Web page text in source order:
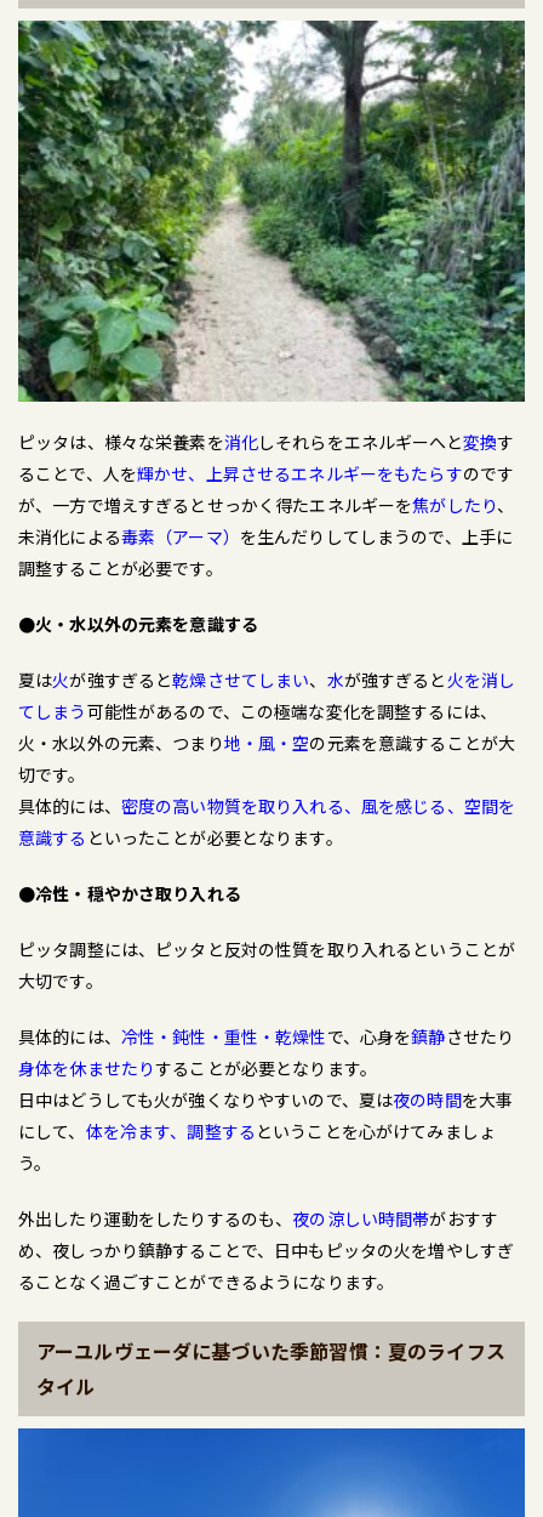
ピッタは、様々な栄養素を消化しそれらをエネルギーへと変換す
ることで、人を輝かせ、上昇させるエネルギーをもたらすのです
が、一方で増えすぎるとせっかく得たエネルギーを焦がしたり、
未消化による毒素（アーマ） を生んだりしてしまうので、上手に
調整することが必要です。
●火・水以外の元素を意識する
夏は火が強すぎると乾燥させてしまい、 水が強すぎると 火を消し
てしまう可能性があるので、この極端な変化を調整するには、
火・水以外の元素、つまり地・風・空の元素を意識することが大
切です。
具体的には、 密度の高い物質を取り入れる、風を感じる、空間を
意識する といったことが必要となります。
●冷性・穏やかさ取り入れる
ピッタ調整には、ピッタと反対の性質を取り入れるということが
大切です。
具体的には、 冷性・鈍性・重性・乾燥性で、心身を鎮静させたり
身体を休ませたりすることが必要となります。
日中はどうしても火が強くなりやすいので、夏は夜の時間を大事
にして、 体を冷ます、調整する ということを心がけてみましょ
う。
外出したり運動をしたりするのも、 夜の涼しい時間帯がおすす
め、夜しっかり鎮静することで、日中もピッタの火を増やしすぎ
ることなく過ごすことができるようになります。
アーユルヴェーダに基づいた季節習慣：夏のライフス
タイル